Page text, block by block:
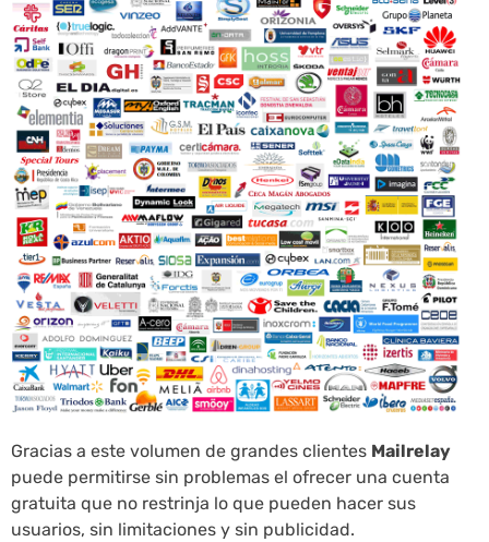
Gracias a este volumen de grandes clientes Mailrelay
puede permitirse sin problemas el ofrecer una cuenta
gratuita que no restrinja lo que pueden hacer sus
usuarios, sin limitaciones y sin publicidad.